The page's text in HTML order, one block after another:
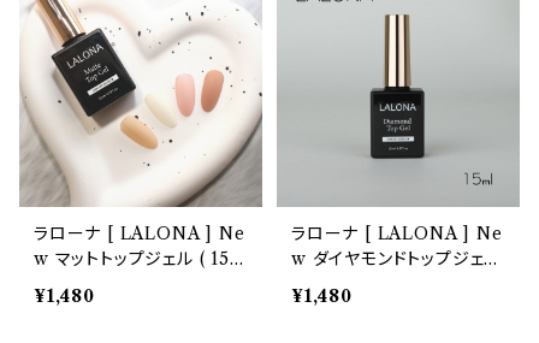
ラローナ [ LALONA ] Ne
w マットトップジェル ( 15m
l ) ポリッシュ / ジェルネイ
ル /トップ/レジントップ / ト
¥1,480
ラローナ [ LALONA ] Ne
w ダイヤモンドトップジェル
( 15ml ) ポリッシュ / ジェ
ルネイル /トップ/レジントッ
¥1,480